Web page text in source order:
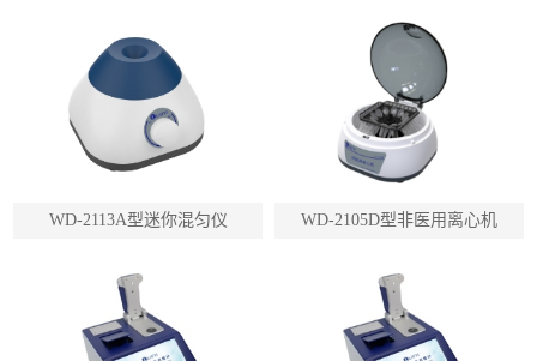
WD-2113A型迷你混匀仪 WD-2105D型非医用离心机